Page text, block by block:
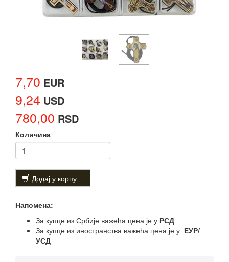
7,70 EUR
9,24 USD
780,00 RSD
Количина
Додај у корпу
Напомена:
За купце из Србије важећа цена је у РСД
За купце из иностранства важећа цена је у ЕУР/
УСД